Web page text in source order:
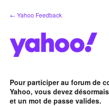
Aller
au
← Yahoo Feedback
Pour participer au forum de
Yahoo, vous devez
et un mot de passe valides.